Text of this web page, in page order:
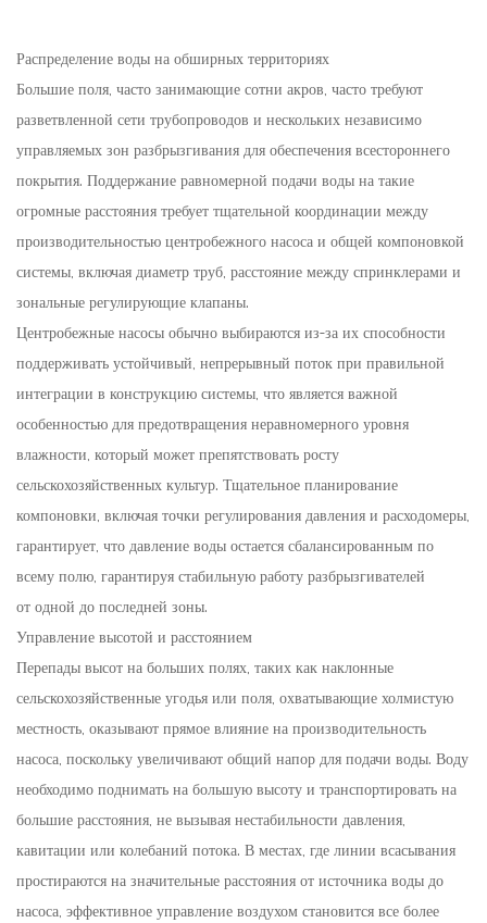
Распределение воды на обширных территориях
Большие поля, часто занимающие сотни акров, часто требуют
разветвленной сети трубопроводов и нескольких независимо
управляемых зон разбрызгивания для обеспечения всестороннего
покрытия. Поддержание равномерной подачи воды на такие
огромные расстояния требует тщательной координации между
производительностью центробежного насоса и общей компоновкой
системы, включая диаметр труб, расстояние между спринклерами и
зональные регулирующие клапаны.
Центробежные насосы обычно выбираются из-за их способности
поддерживать устойчивый, непрерывный поток при правильной
интеграции в конструкцию системы, что является важной
особенностью для предотвращения неравномерного уровня
влажности, который может препятствовать росту
сельскохозяйственных культур. Тщательное планирование
компоновки, включая точки регулирования давления и расходомеры,
гарантирует, что давление воды остается сбалансированным по
всему полю, гарантируя стабильную работу разбрызгивателей
от одной до последней зоны.
Управление высотой и расстоянием
Перепады высот на больших полях, таких как наклонные
сельскохозяйственные угодья или поля, охватывающие холмистую
местность, оказывают прямое влияние на производительность
насоса, поскольку увеличивают общий напор для подачи воды. Воду
необходимо поднимать на большую высоту и транспортировать на
большие расстояния, не вызывая нестабильности давления,
кавитации или колебаний потока. В местах, где линии всасывания
простираются на значительные расстояния от источника воды до
насоса, эффективное управление воздухом становится все более